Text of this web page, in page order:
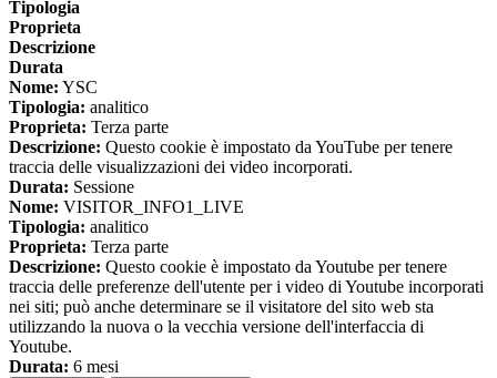
Tipologia
Proprieta
Descrizione
Durata
Nome: YSC
Tipologia: analitico
Proprieta: Terza parte
Descrizione: Questo cookie è impostato da YouTube per tenere
traccia delle visualizzazioni dei video incorporati.
Durata: Sessione
Nome: VISITOR_INFO1_LIVE
Tipologia: analitico
Proprieta: Terza parte
Descrizione: Questo cookie è impostato da Youtube per tenere
traccia delle preferenze dell'utente per i video di Youtube incorporati
nei siti; può anche determinare se il visitatore del sito web sta
utilizzando la nuova o la vecchia versione dell'interfaccia di
Youtube.
Durata: 6 mesi